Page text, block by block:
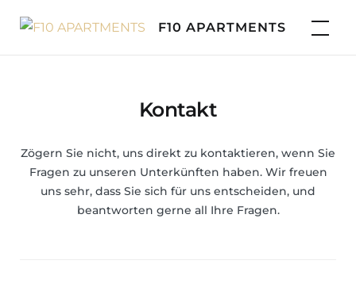
F10 APARTMENTS
Kontakt
Zögern Sie nicht, uns direkt zu kontaktieren, wenn Sie
Fragen zu unseren Unterkünften haben. Wir freuen
uns sehr, dass Sie sich für uns entscheiden, und
beantworten gerne all Ihre Fragen.